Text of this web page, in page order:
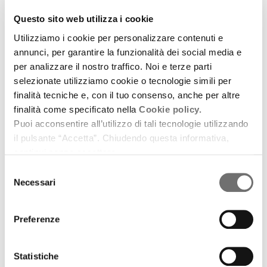
Questo sito web utilizza i cookie
Utilizziamo i cookie per personalizzare contenuti e
annunci, per garantire la funzionalità dei social media e
per analizzare il nostro traffico. Noi e terze parti
selezionate utilizziamo cookie o tecnologie simili per
finalità tecniche e, con il tuo consenso, anche per altre
finalità come specificato nella Cookie policy.
Puoi acconsentire all’utilizzo di tali tecnologie utilizzando
il pulsante “Accetta”. Chiudendo questa informativa,
delNecessari
Preferenze
Statistiche
Silenzio a Calcutta (per Michelangelo Antonioni e